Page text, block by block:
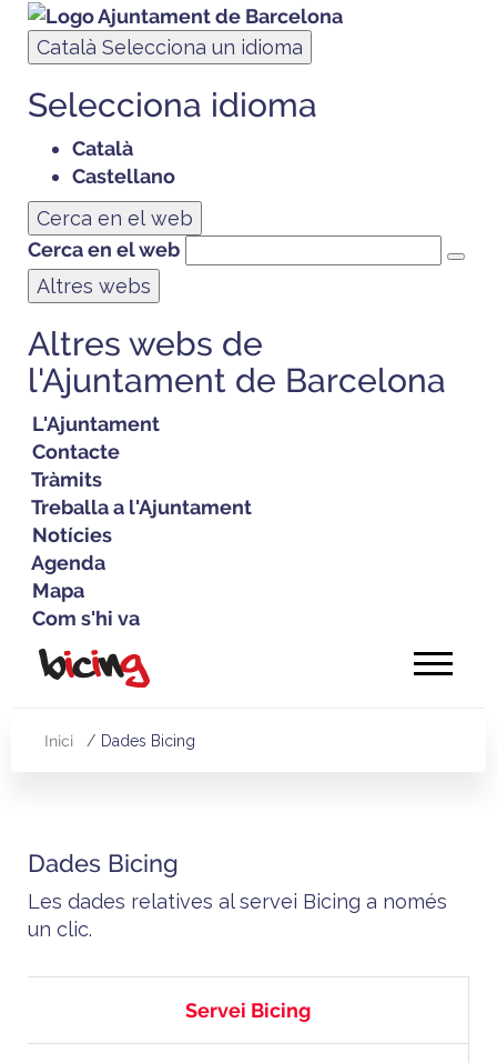
Català Selecciona un idioma
Selecciona idioma
Català
Castellano
Cerca en el web
Cerca en el web
Altres webs
Altres webs de
l'Ajuntament de Barcelona
L'Ajuntament
Contacte
Tràmits
Treballa a l'Ajuntament
Notícies
Agenda
Mapa
Com s'hi va
Vés
Inici Dades Bicing
Dades Bicing
Les dades relatives al servei Bicing a només
un clic.
Servei Bicing